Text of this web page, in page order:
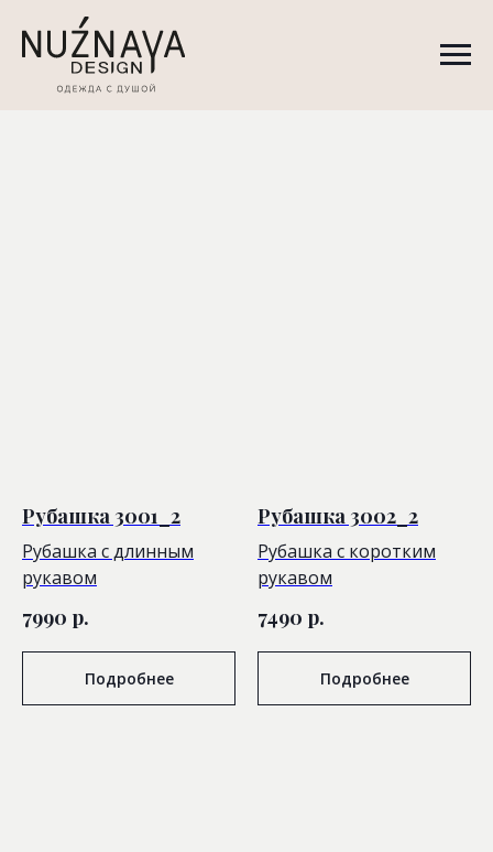
Рубашка 3001_2
Рубашка с длинным
рукавом
7990 р.
Подробнее
Рубашка 3002_2
Рубашка с коротким
рукавом
7490 р.
Подробнее